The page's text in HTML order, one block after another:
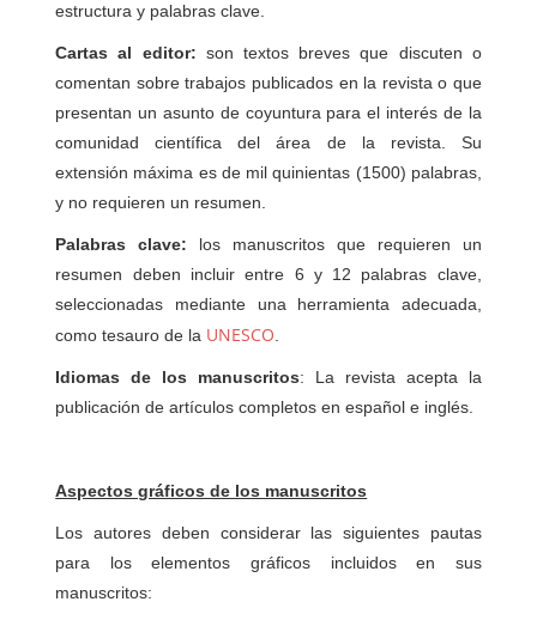
estructura y palabras clave.
Cartas al editor: son textos breves que discuten o
comentan sobre trabajos publicados en la revista o que
presentan un asunto de coyuntura para el interés de la
comunidad científica del área de la revista. Su
extensión máxima es de mil quinientas (1500) palabras,
y no requieren un resumen.
Palabras clave: los manuscritos que requieren un
resumen deben incluir entre 6 y 12 palabras clave,
seleccionadas mediante una herramienta adecuada,
como tesauro de la UNESCO
Idiomas de los manuscritos: La revista acepta la
publicación de artículos completos en español e inglés.
Aspectos gráficos de los manuscritos
Los autores deben considerar las siguientes pautas
para los elementos gráficos incluidos en sus
manuscritos: